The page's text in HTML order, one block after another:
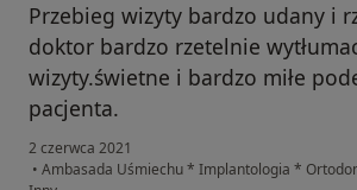
Przebieg wizyty bardzo udany i
doktor bardzo rzetelnie
wizyty.świetne i bardzo miłe
pacjenta.
2 czerwca 2021
• Ambasada Uśmiechu * Implantologia *